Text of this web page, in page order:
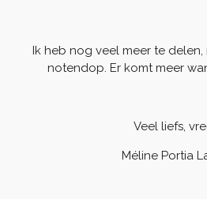
Ik heb nog veel meer te delen,
notendop. Er komt meer
Veel liefs,
Méline Portia